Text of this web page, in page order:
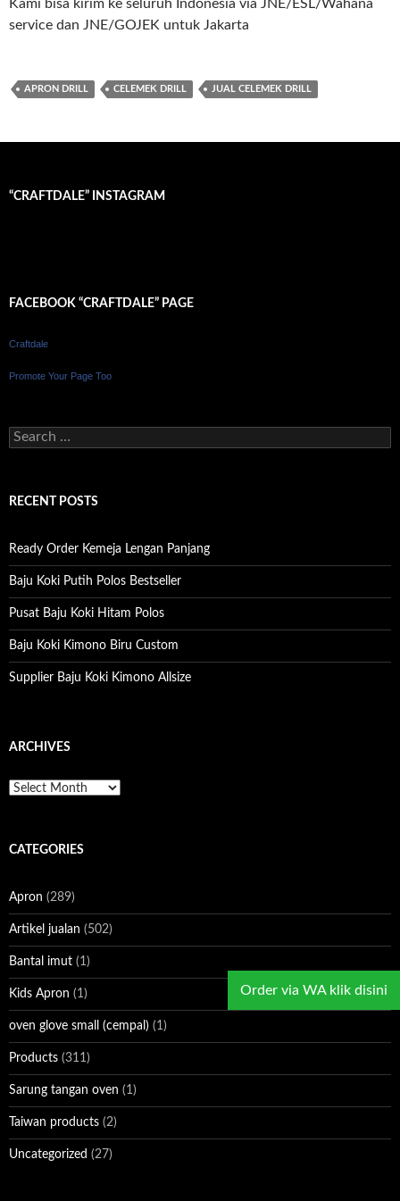
Kami bisa kirim ke seluruh Indonesia via JNE/ESL/Wahana
service dan JNE/GOJEK untuk Jakarta
APRON DRILL CELEMEK DRILL JUAL CELEMEK DRILL
“CRAFTDALE” INSTAGRAM
FACEBOOK “CRAFTDALE” PAGE
Craftdale
Promote Your Page Too
S
e
c
o
r
:
RECENT POSTS
Ready Order Kemeja Lengan Panjang
Baju Koki Putih Polos Bestseller
Pusat Baju Koki Hitam Polos
Baju Koki Kimono Biru Custom
Supplier Baju Koki Kimono Allsize
ARCHIVES
A
i
s
CATEGORIES
Apron (289)
Artikel jualan (502)
Bantal imut (1)
Kids Apron (1)
oven glove small (cempal) (1)
Products (311)
Sarung tangan oven (1)
Taiwan products (2)
Uncategorized (27)
Order via WA klik disini